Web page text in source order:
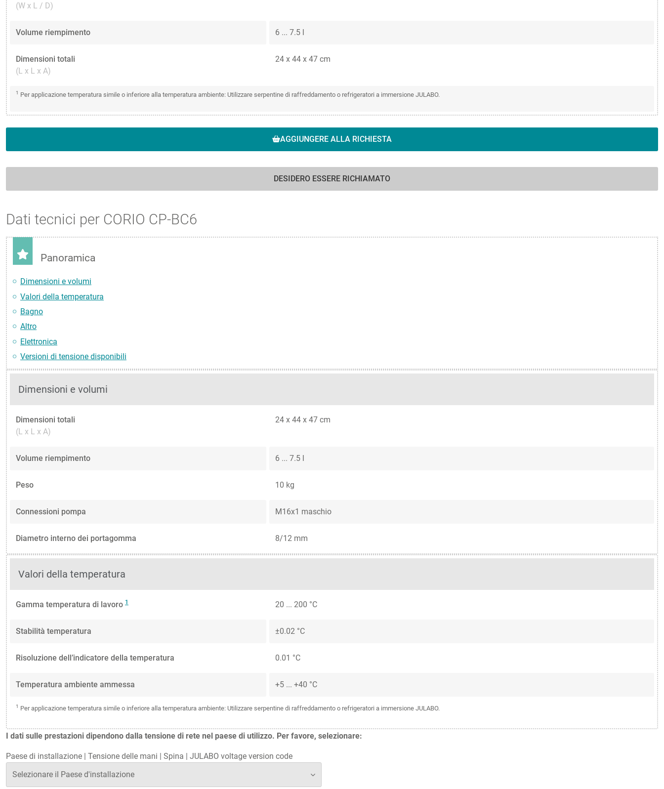
(W x L / D)
Volume riempimento 6 ... 7.5 l
Dimensioni totali
(L x L x A)
24 x 44 x 47 cm
1 Per applicazione temperatura simile o inferiore alla temperatura ambiente: Utilizzare serpentine di raffreddamento o refrigeratori a immersione JULABO.
AGGIUNGERE ALLA RICHIESTA
DESIDERO ESSERE RICHIAMATO
Dati tecnici per CORIO CP-BC6
Panoramica
Dimensioni e volumi
Valori della temperatura
Bagno
Altro
Elettronica
Versioni di tensione disponibili
Dimensioni e volumi
Dimensioni totali
(L x L x A)
24 x 44 x 47 cm
Volume riempimento 6 ... 7.5 l
Peso 10 kg
Connessioni pompa M16x1 maschio
Diametro interno dei portagomma 8/12 mm
Valori della temperatura
Gamma temperatura di lavoro 1 20 ... 200 °C
Stabilità temperatura ±0.02 °C
Risoluzione dell’indicatore della temperatura 0.01 °C
Temperatura ambiente ammessa +5 ... +40 °C
1 Per applicazione temperatura simile o inferiore alla temperatura ambiente: Utilizzare serpentine di raffreddamento o refrigeratori a immersione JULABO.
I dati sulle prestazioni dipendono dalla tensione di rete nel paese di utilizzo. Per favore, selezionare:
Paese di installazione | Tensione delle mani | Spina | JULABO voltage version code